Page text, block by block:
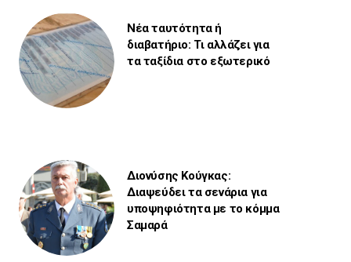
Νέα ταυτότητα ή
διαβατήριο: Τι αλλάζει για
τα ταξίδια στο εξωτερικό
Διονύσης Κούγκας:
Διαψεύδει τα σενάρια για
υποψηφιότητα με το κόμμα
Σαμαρά